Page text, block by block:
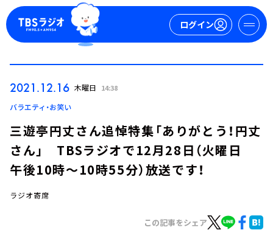
ログイン
ログイン
2021.12.16 木曜日 14:38
バラエティ・お笑い
三遊亭円丈さん追悼特集「ありがとう！円丈
さん」 TBSラジオで12月28日（火曜日
午後10時～10時55分）放送です！
ラジオ寄席
この記事をシェア